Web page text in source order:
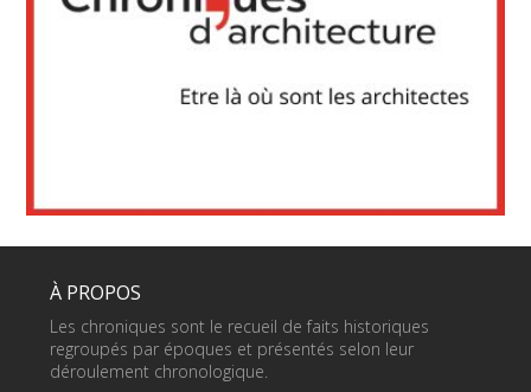
À PROPOS
Les chroniques sont le recueil de faits historiques
regroupés par époques et présentés selon leur
déroulement chronologique.